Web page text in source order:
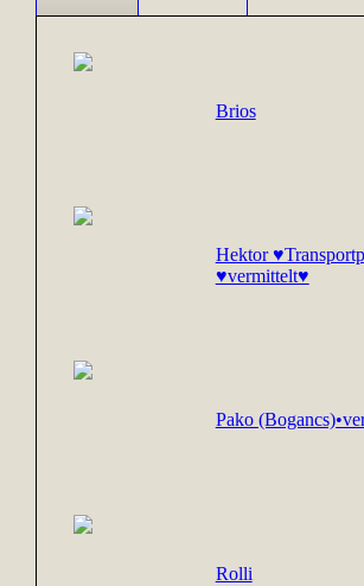
Brios
Hektor
♥vermittelt♥
Pako
Rolli